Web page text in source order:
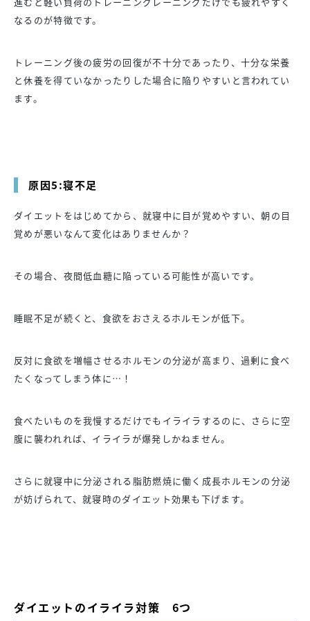
なるのが特徴です。
トレーニング後の疲労の回復が不十分であったり、十分な栄養
と休養を得ていなかったりした場合に陥りやすいと言われてい
ます。
原因5:寝不足
ダイエットをはじめてから、就寝中に目が覚めやすい、朝の目
覚めが悪いなんて変化はありませんか？
その場合、夜間低血糖に陥っている可能性が高いです。
睡眠不足が続くと、食欲をおさえるホルモンが低下。
反対に食欲を増幅させるホルモンの分泌が高まり、過剰に食べ
たくなってしまう体に…！
食べたいものを我慢するだけでもイライラするのに、さらに空
腹に襲われれば、イライラが爆発しかねません。
さらに就寝中に分泌される脂肪燃焼に働く成長ホルモンの分泌
が妨げられて、就寝時のダイエット効果も下げます。
ダイエットのイライラ対策 6つ